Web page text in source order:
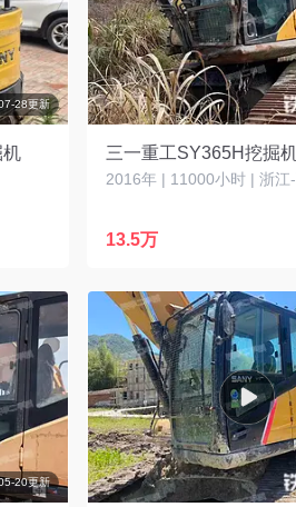
28更新
机 三一重工SY365H挖掘
2016年 | 11000小时 | 浙江
13.5万
20更新